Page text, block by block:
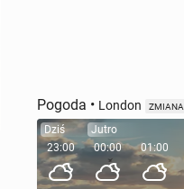
Pogoda • London ZMIANA
Dziś
23:00
Jutro
00:00
01:00